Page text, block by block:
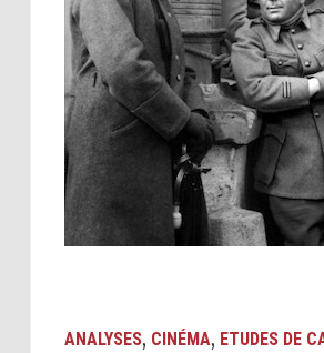
ANALYSES, CINÉMA, ETUDES DE